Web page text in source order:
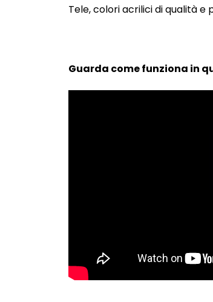
Tele, colori acrilici di qualità e
Guarda come funziona in